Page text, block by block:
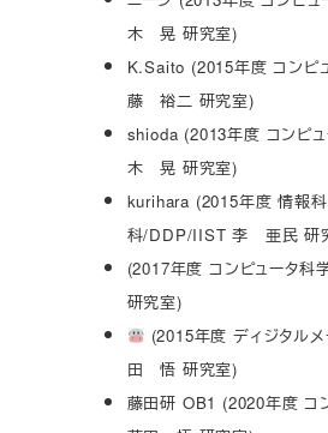
木 晃 研究室)
K.Saito (2015年度 コンピ
藤 裕二 研究室)
shioda (2013年度 コンピ
木 晃 研究室)
kurihara (2015年度 情報
科/DDP/IIST 李 亜民 研
(2017年度 コンピュータ
研究室)
(2015年度 ディジタル
田 悟 研究室)
藤田研 OB1 (2020年度 コ